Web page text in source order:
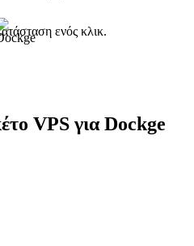
VPS για Dockge